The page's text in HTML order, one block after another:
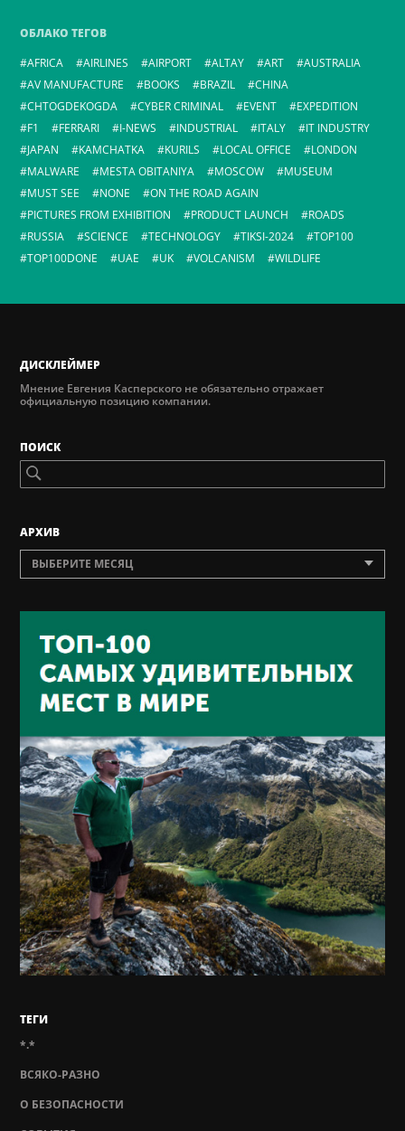
ОБЛАКО ТЕГОВ
AFRICA
AIRLINES AIRPORT ALTAY ART
AUSTRALIA
AV MANUFACTURE
BOOKS BRAZIL
CHINA
CHTOGDEKOGDA
CYBER CRIMINAL EVENT
EXPEDITION
F1
FERRARI I-NEWS INDUSTRIAL ITALY
IT INDUSTRY
JAPAN
KAMCHATKA KURILS LOCAL OFFICE
LONDON
MALWARE
MESTA OBITANIYA MOSCOW
MUSEUM
MUST SEE
NONE
ON THE ROAD AGAIN
PICTURES FROM EXHIBITION
PRODUCT LAUNCH
ROADS
RUSSIA
SCIENCE TECHNOLOGY TIKSI-2024
TOP100
TOP100DONE
UAE UK VOLCANISM WILDLIFE
ДИСКЛЕЙМЕР
Мнение Евгения Касперского не обязательно отражает
официальную позицию компании.
ПОИСК
AРХИВ
ВЫБЕРИТЕ МЕСЯЦ
ТЕГИ
*.*
ВСЯКО-РАЗНО
О БЕЗОПАСНОСТИ